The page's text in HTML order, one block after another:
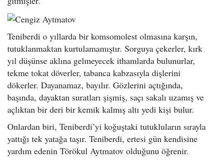
Teniberdi o yıllarda bir komsomolest olmasına karşın,
tutuklanmaktan kurtulamamıştır. Sorguya çekerler, kırk
yıl düşünse aklına gelmeyecek ithamlarda bulunurlar,
tekme tokat döverler, tabanca kabzasıyla dişlerini
dökerler. Dayanamaz, bayılır. Gözlerini açtığında,
başında, dayaktan suratları şişmiş, saçı sakalı uzamış ve
açlıktan bir deri bir kemik kalmış altı yedi kişi bulur.
Onlardan biri, Teniberdi’yi koğuştaki tutukluların sırayla
yattığı tek yatağa taşır. Teniberdi, ertesi gün kendisine
yardım edenin Törökul Aytmatov olduğunu öğrenir.